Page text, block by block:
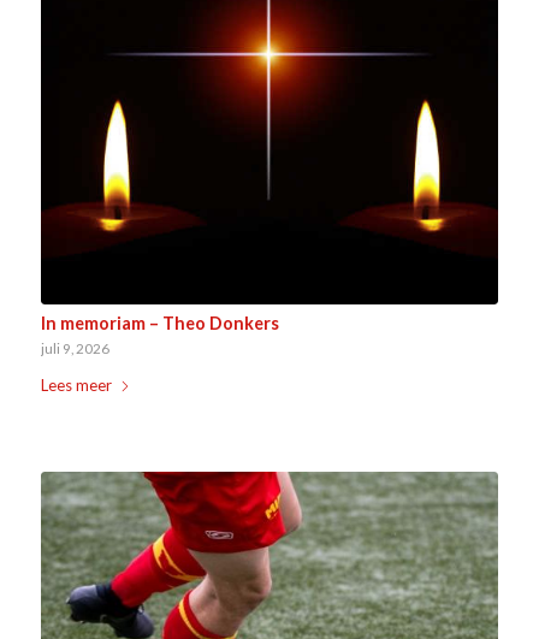
In memoriam – Theo Donkers
juli 9, 2026
Lees meer